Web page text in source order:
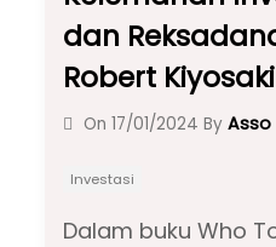
dan
Robert Kiyosaki
On 17/01/2024 By Asso
Investasi
Dalam buku Who